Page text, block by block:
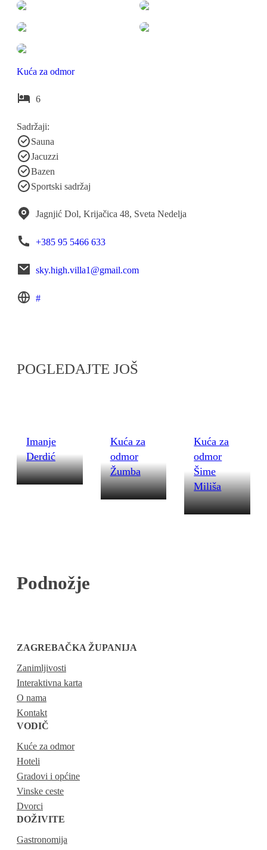
Kuća za odmor
6
Sadržaji:
Sauna
Jacuzzi
Bazen
Sportski sadržaj
Jagnjić Dol, Krijačica 48, Sveta Nedelja
+385 95 5466 633
sky.high.villa1@gmail.com
#
POGLEDAJTE JOŠ
Imanje
Derdić
Kuća za
odmor
Žumba
Kuća za
odmor
Šime
Miliša
Podnožje
ZAGREBAČKA ŽUPANIJA
Zanimljivosti
Interaktivna karta
O nama
Kontakt
VODIČ
Kuće za odmor
Hoteli
Gradovi i općine
Vinske ceste
Dvorci
DOŽIVITE
Gastronomija